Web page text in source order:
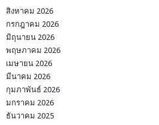
สิงหาคม 2026
กรกฎาคม 2026
มิถุนายน 2026
พฤษภาคม 2026
เมษายน 2026
มีนาคม 2026
กุมภาพันธ์ 2026
มกราคม 2026
ธันวาคม 2025